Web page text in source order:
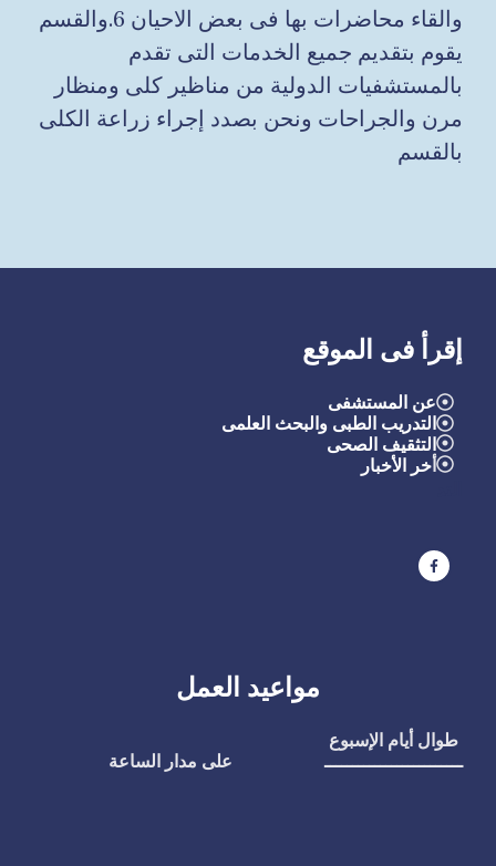
والقاء محاضرات بها فى بعض الاحيان 6.والقسم
يقوم بتقديم جميع الخدمات التى تقدم
بالمستشفيات الدولية من مناظير كلى ومنظار
مرن والجراحات ونحن بصدد إجراء زراعة الكلى
بالقسم
إقرأ فى الموقع
عن المستشفى
التدريب الطبى والبحث العلمى
التثقيف الصحى
خر الأخبار
مواعيد العمل
طوال أيام الإسبوع
ـــــــــــــــــــــــــ
على مدار الساعة